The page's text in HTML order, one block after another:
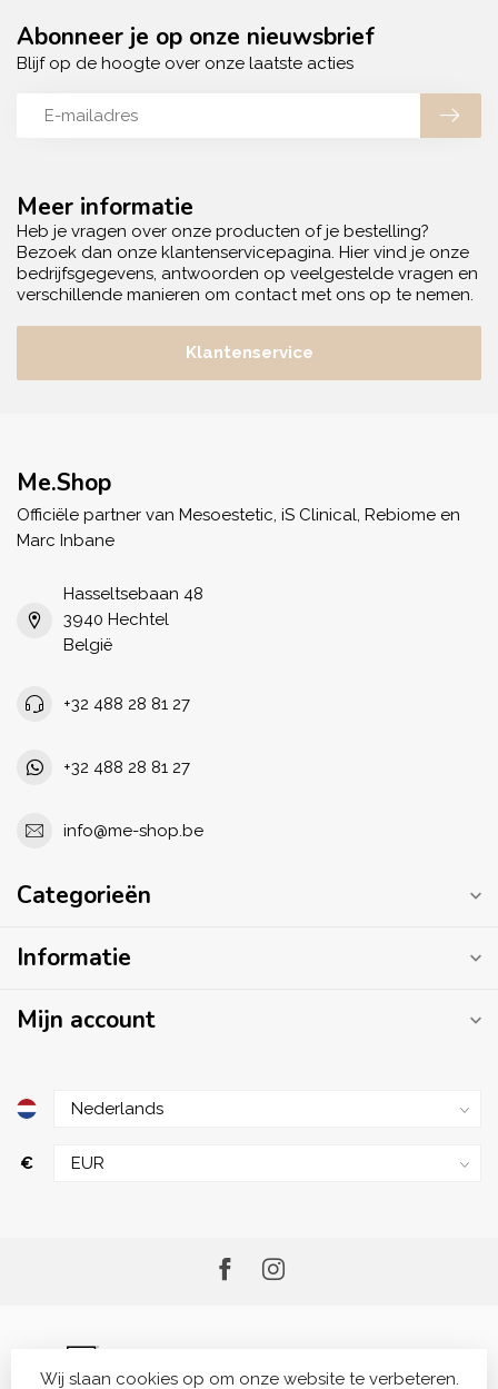
Meer informatie
Heb je vragen over onze producten of je bestelling?
Bezoek dan onze klantenservicepagina. Hier vind je onze
bedrijfsgegevens, antwoorden op veelgestelde vragen en
verschillende manieren om contact met ons op te nemen.
Klantenservice
Abonneer je op onze nieuwsbrief
Blijf op de hoogte over onze laatste acties
Me.Shop
Officiële partner van Mesoestetic, iS Clinical, Rebiome en
Marc Inbane
Hasseltsebaan 48
3940 Hechtel
België
+32 488 28 81 27
+32 488 28 81 27
info@me-shop.be
Categorieën
Informatie
Mijn account
€
Wij slaan cookies op om onze website te verbeteren.